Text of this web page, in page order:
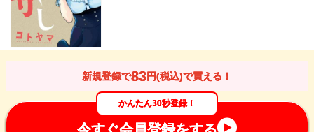
新規登録で83円(税込)で買える！
かんたん30秒登録！